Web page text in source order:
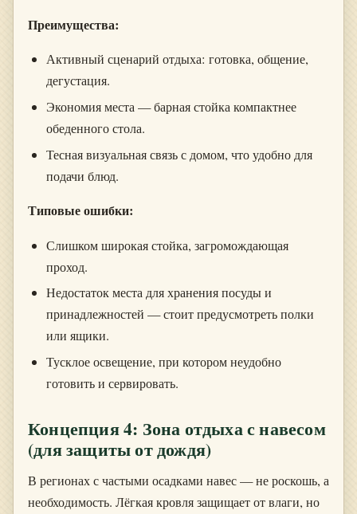
Преимущества:
Активный сценарий отдыха: готовка, общение,
дегустация.
Экономия места — барная стойка компактнее
обеденного стола.
Тесная визуальная связь с домом, что удобно для
подачи блюд.
Типовые ошибки:
Слишком широкая стойка, загромождающая
проход.
Недостаток места для хранения посуды и
принадлежностей — стоит предусмотреть полки
или ящики.
Тусклое освещение, при котором неудобно
готовить и сервировать.
Концепция 4: Зона отдыха с навесом
(для защиты от дождя)
В регионах с частыми осадками навес — не роскошь, а
необходимость. Лёгкая кровля защищает от влаги, но